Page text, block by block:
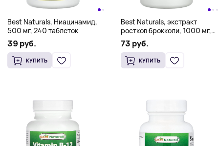
Best Naturals, Ниацинамид,
500 мг, 240 таблеток
39 руб.
КУПИТЬ
Best Naturals, экстракт
ростков брокколи, 1000 мг,
120 капсул (500 мг в 1
капсуле)
73 руб.
КУПИТЬ